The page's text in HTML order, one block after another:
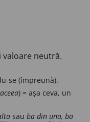
valoare neutră.
se (împreună).
) = așa ceva, un
sauba dinuna, ba